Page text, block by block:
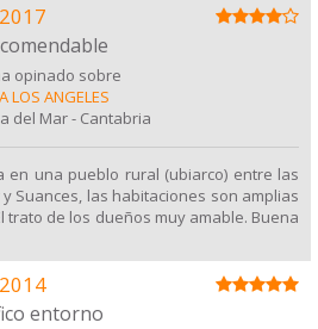
opinado sobre
LOS ANGELES
del Mar- Cantabria
en una pueblo rural (ubiarco) entre las
Suances, las habitaciones son amplias
trato de los dueños muy amable. Buena
entorno